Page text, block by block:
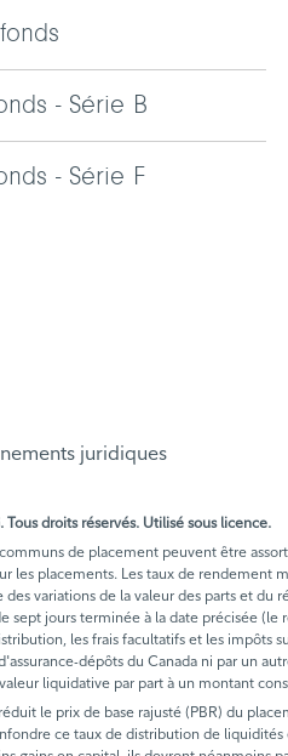
- Série B
- Série F
juridiques
Tous droits réservés. Utilisé sous licence.
de placement peuvent être
les placements. Les taux de
variations de la valeur des parts et
sept jours terminée à la date précisée
les frais facultatifs et les
dépôts du Canada ni par un
liquidative par part à un montant
le prix de base rajusté (PBR) du
ce taux de distribution de